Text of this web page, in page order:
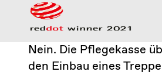
Nein. Die Pflegekasse
den Einbau eines